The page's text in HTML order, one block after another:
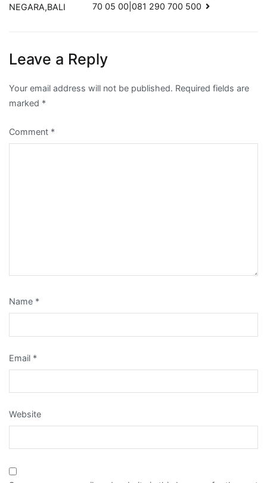
NEGARA,BALI
70 05 00|081 290 700 500
Leave a Reply
Your email address will not be published. Required fields are
marked *
Comment *
Name *
Email *
Website